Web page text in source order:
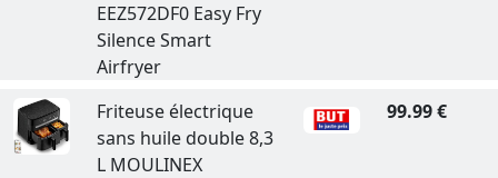
EEZ572DF0 Easy Fry
Silence Smart
Airfryer
Friteuse électrique
sans huile double 8,3
L MOULINEX
99.99 €